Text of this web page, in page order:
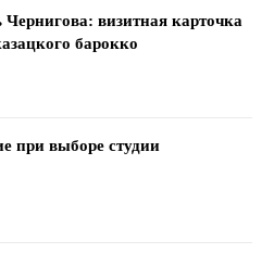
визитная карточка
барокко
при выборе студии